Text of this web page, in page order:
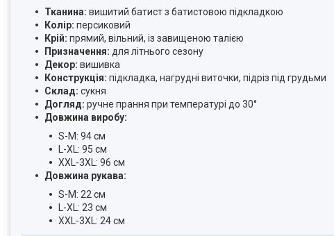
Тканина: вишитий батист з батистовою підкладкою
Колір: персиковий
Крій: прямий, вільний, із завищеною талією
Призначення: для літнього сезону
Декор: вишивка
Конструкція: підкладка, нагрудні виточки, підріз під грудьми
Склад: сукня
Догляд: ручне прання при температурі до 30°
Довжина виробу:
S-M: 94 см
L-XL: 95 см
XXL-3XL: 96 см
Довжина рукава:
S-M: 22 см
L-XL: 23 см
XXL-3XL: 24 см